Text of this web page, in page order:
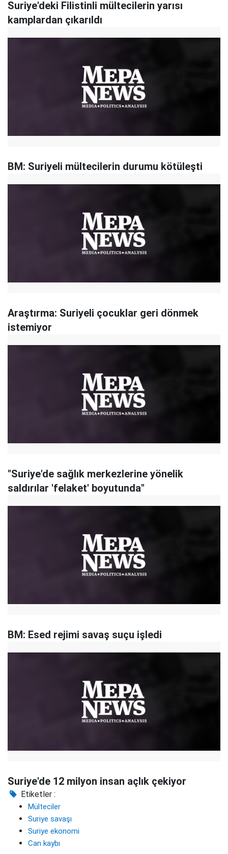
Suriye'deki Filistinli mültecilerin yarısı
kamplardan çıkarıldı
BM: Suriyeli mültecilerin durumu kötüleşti
Araştırma: Suriyeli çocuklar geri dönmek
istemiyor
"Suriye'de sağlık merkezlerine yönelik
saldırılar 'felaket' boyutunda"
BM: Esed rejimi savaş suçu işledi
Suriye'de 12 milyon insan açlık çekiyor
Etiketler :
Mülteciler
Suriye savaşı
Suriye ekonomi
Can kaybı